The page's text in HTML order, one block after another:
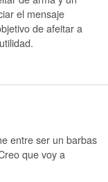
el mensaje
de afeitar a
entre ser un barbas
que voy a